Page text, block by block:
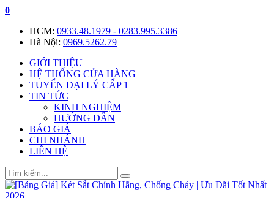
0
HCM: 0933.48.1979 - 0283.995.3386
Hà Nội: 0969.5262.79
GIỚI THIỆU
HỆ THỐNG CỬA HÀNG
TUYỂN ĐẠI LÝ CẤP 1
TIN TỨC
KINH NGHIỆM
HƯỚNG DẪN
BÁO GIÁ
CHI NHÁNH
LIÊN HỆ